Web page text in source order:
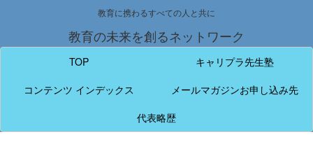
教育に携わるすべての人と共に
教育の未来を創るネットワーク
TOP
キャリプラ先生塾
コンテンツ インデックス
メールマガジンお申し込み先
代表略歴